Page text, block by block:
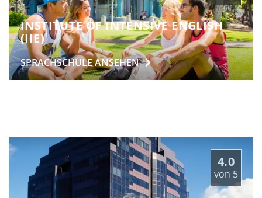
INSTITUTE OF INTENSIVE ENGLISH
(IIE)
SPRACHSCHULEANSEHEN
4.0
von 5